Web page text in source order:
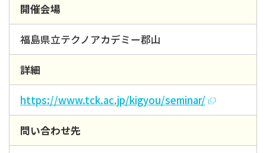
開催会場
福島県立テクノアカデミー郡山
詳細
https://www.tck.ac.jp/kigyou/seminar/
問い合わせ先